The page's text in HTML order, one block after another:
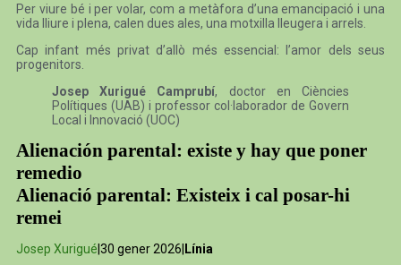
Per viure bé i per volar, com a metàfora d’una emancipació i una
vida lliure i plena, calen dues ales, una motxilla lleugera i arrels.
Cap infant més privat d’allò més essencial: l’amor dels seus
progenitors.
Josep Xurigué Camprubí, doctor en Ciències
Polítiques (UAB) i professor col·laborador de Govern
Local i Innovació (UOC)
Alienación parental: existe y hay que poner
remedio
Alienació parental: Existeix i cal posar-hi
remei
Josep Xurigué |30 gener 2026| Línia